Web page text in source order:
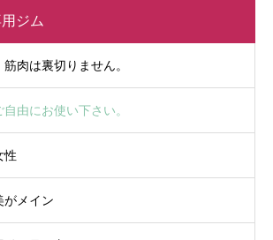
ジム
肉は裏切りません。
由にお使い下さい。
性
がメイン